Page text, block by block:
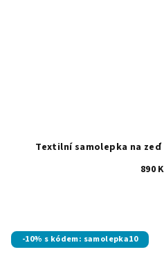
Textilní samolepka na
890
-10% s kódem: samolepka10